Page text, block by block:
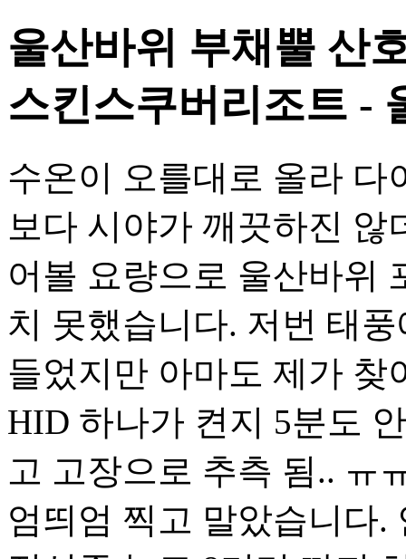
울산바위 부채뿔 산
스킨스쿠버리조트 -
수온이 오를대로 올라 다
보다 시야가 깨끗하진 않
어볼 요량으로 울산바위
치 못했습니다. 저번 태
들었지만 아마도 제가 찾
HID 하나가 켠지 5분도
고 고장으로 추측 됨.. ㅠ
엄띄엄 찍고 말았습니다.